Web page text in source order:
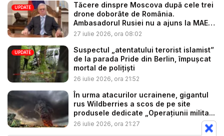
UPDATE
Tăcere dinspre Moscova după cele trei
drone doborâte de România.
Ambasadorul Rusiei nu a ajuns la MAE
d...
27 iulie 2026, ora 08:02
UPDATE
Suspectul „atentatului terorist islamist”
de la parada Pride din Berlin, împușcat
mortal de polițiști
26 iulie 2026, ora 21:52
În urma atacurilor ucrainene, gigantul
rus Wildberries a scos de pe site
produsele dedicate „Operațiunii milita...
26 iulie 2026, ora 21:27